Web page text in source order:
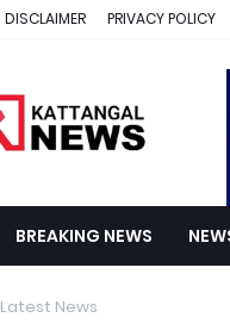
DISCLAIMER PRIVACY POLICY
BREAKING NEWS
Latest News